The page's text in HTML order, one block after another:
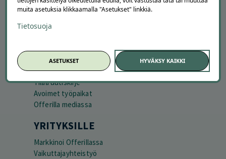
Usein kysytyt kysymykset
Suosittele Offerillaa
Tietoa meistä
Ajankohtaista
Tilaa uutiskirje
Avoimet työpaikat
Offerilla mediassa
YRITYKSILLE
Markkinoi Offerillassa
Vaikuttajayhteistyö
muita asetuksia klikkaamalla "Asetukset" linkkiä.
Tietosuoja
ASETUKSET HYVÄKSY KAIKKI